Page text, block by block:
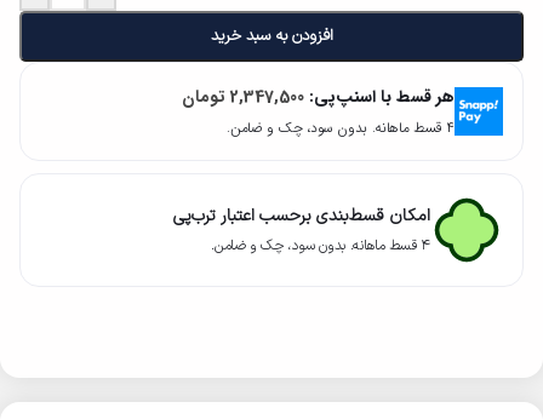
افزودن به سبد خرید
هر قسط با اسنپ‌پی: 2,347,500 تومان
۴ قسط ماهانه. بدون سود، چک و ضامن.
امکان قسط‌بندی برحسب اعتبار ترب‌پی
۴ قسط ماهانه. بدون سود، چک و ضامن.